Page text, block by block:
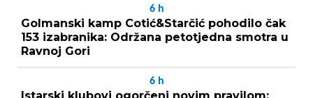
6 h
Golmanski kamp Cotić&Starčić pohodilo čak
153 izabranika: Održana petotjedna smotra u
Ravnoj Gori
6 h